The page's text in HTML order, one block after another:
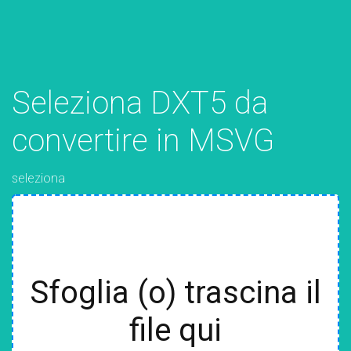
Seleziona DXT5 da
convertire in MSVG
seleziona
Sfoglia (o) trascina il
file qui